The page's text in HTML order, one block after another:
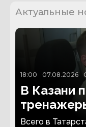
Актуальные
18:00 07.08.2026
В Казани
людей с
Всего в